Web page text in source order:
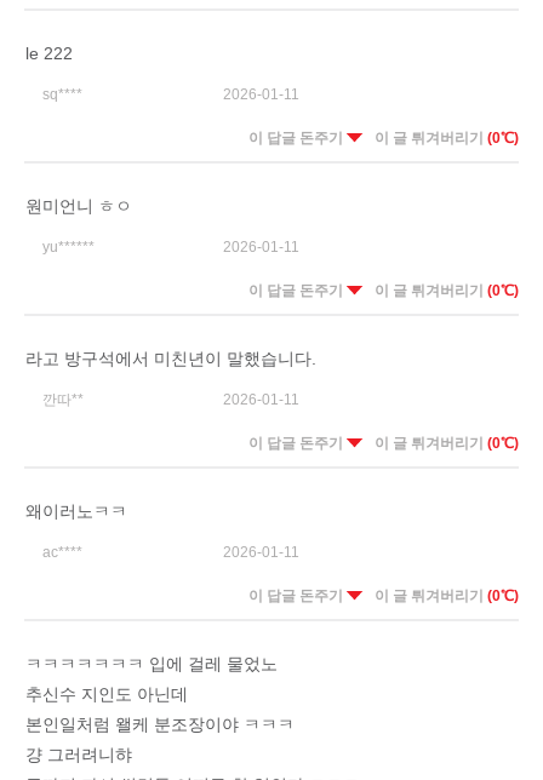
le 222
sq**** 2026-01-11
이 답글 돈주기 이 글 튀겨버리기 (0℃)
원미언니 ㅎㅇ
yu****** 2026-01-11
이 답글 돈주기 이 글 튀겨버리기 (0℃)
라고 방구석에서 미친년이 말했습니다.
깐따** 2026-01-11
이 답글 돈주기 이 글 튀겨버리기 (0℃)
왜이러노ㅋㅋ
ac**** 2026-01-11
이 답글 돈주기 이 글 튀겨버리기 (0℃)
ㅋㅋㅋㅋㅋㅋㅋ 입에 걸레 물었노
추신수 지인도 아닌데
본인일처럼 왤케 분조장이야 ㅋㅋㅋ
걍 그러려니햐